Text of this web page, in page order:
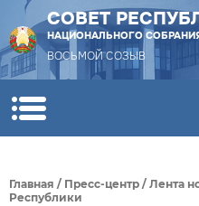
СОВЕТ
НАЦИОНАЛЬНОГО
ВОСЬМОЙ СОЗЫВ
Главная / Пресс-центр / Лента
Республики